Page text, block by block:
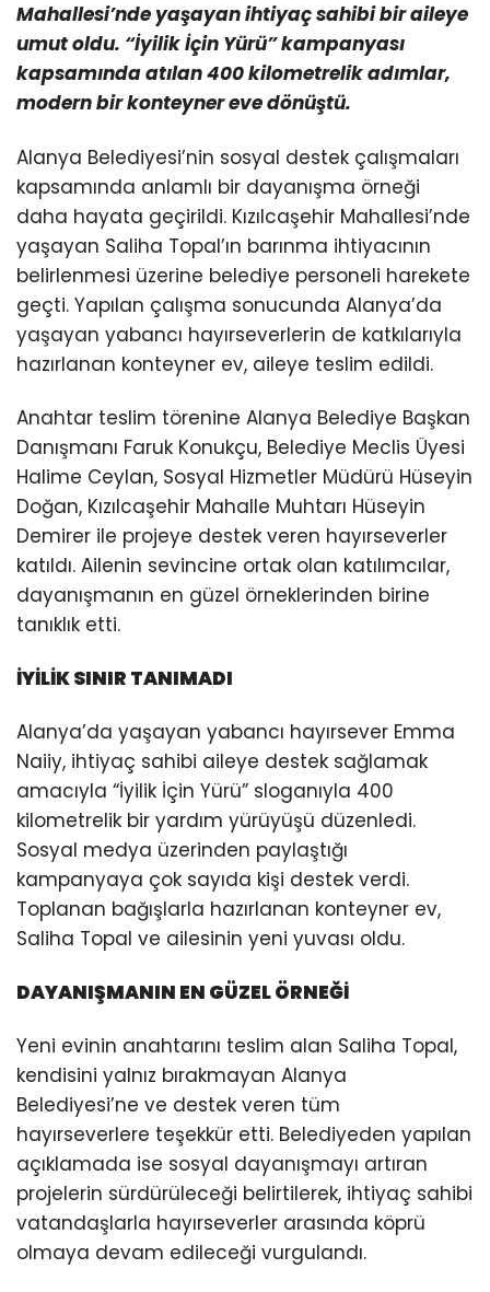
Mahallesi’nde yaşayan ihtiyaç sahibi bir aileye
umut oldu. “İyilik İçin Yürü” kampanyası
kapsamında atılan 400 kilometrelik adımlar,
modern bir konteyner eve dönüştü.
Alanya Belediyesi’nin sosyal destek çalışmaları
kapsamında anlamlı bir dayanışma örneği
daha hayata geçirildi. Kızılcaşehir Mahallesi’nde
yaşayan Saliha Topal’ın barınma ihtiyacının
belirlenmesi üzerine belediye personeli harekete
geçti. Yapılan çalışma sonucunda Alanya’da
yaşayan yabancı hayırseverlerin de katkılarıyla
hazırlanan konteyner ev, aileye teslim edildi.
Anahtar teslim törenine Alanya Belediye Başkan
Danışmanı Faruk Konukçu, Belediye Meclis Üyesi
Halime Ceylan, Sosyal Hizmetler Müdürü Hüseyin
Doğan, Kızılcaşehir Mahalle Muhtarı Hüseyin
Demirer ile projeye destek veren hayırseverler
katıldı. Ailenin sevincine ortak olan katılımcılar,
dayanışmanın en güzel örneklerinden birine
tanıklık etti.
İYİLİK SINIR TANIMADI
Alanya’da yaşayan yabancı hayırsever Emma
Naiiy, ihtiyaç sahibi aileye destek sağlamak
amacıyla “İyilik İçin Yürü” sloganıyla 400
kilometrelik bir yardım yürüyüşü düzenledi.
Sosyal medya üzerinden paylaştığı
kampanyaya çok sayıda kişi destek verdi.
Toplanan bağışlarla hazırlanan konteyner ev,
Saliha Topal ve ailesinin yeni yuvası oldu.
DAYANIŞMANIN EN GÜZEL ÖRNEĞİ
Yeni evinin anahtarını teslim alan Saliha Topal,
kendisini yalnız bırakmayan Alanya
Belediyesi’ne ve destek veren tüm
hayırseverlere teşekkür etti. Belediyeden yapılan
açıklamada ise sosyal dayanışmayı artıran
projelerin sürdürüleceği belirtilerek, ihtiyaç sahibi
vatandaşlarla hayırseverler arasında köprü
olmaya devam edileceği vurgulandı.